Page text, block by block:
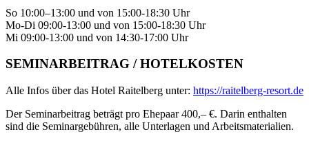
So 10:00–13:00 und von 15:00-18:30 Uhr
Mo-Di 09:00-13:00 und von 15:00-18:30 Uhr
Mi 09:00-13:00 und von 14:30-17:00 Uhr
SEMINARBEITRAG / HOTELKOSTEN
Alle Infos über das Hotel Raitelberg unter: https://raitelberg-resort.de
Der Seminarbeitrag beträgt pro Ehepaar 400,– €. Darin enthalten
sind die Seminargebühren, alle Unterlagen und Arbeitsmaterialien.